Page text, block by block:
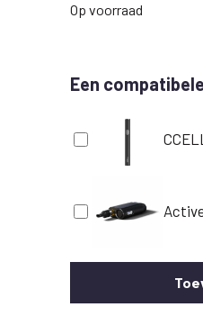
Op voorraad
Een